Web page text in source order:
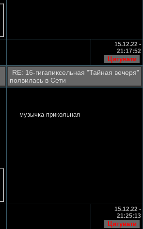
15.12.22 -
21:17:52
RE: 16-гигапиксельная "Тайная вечеря"
появилась в Сети
музычка прикольная
15.12.22 -
21:25:13